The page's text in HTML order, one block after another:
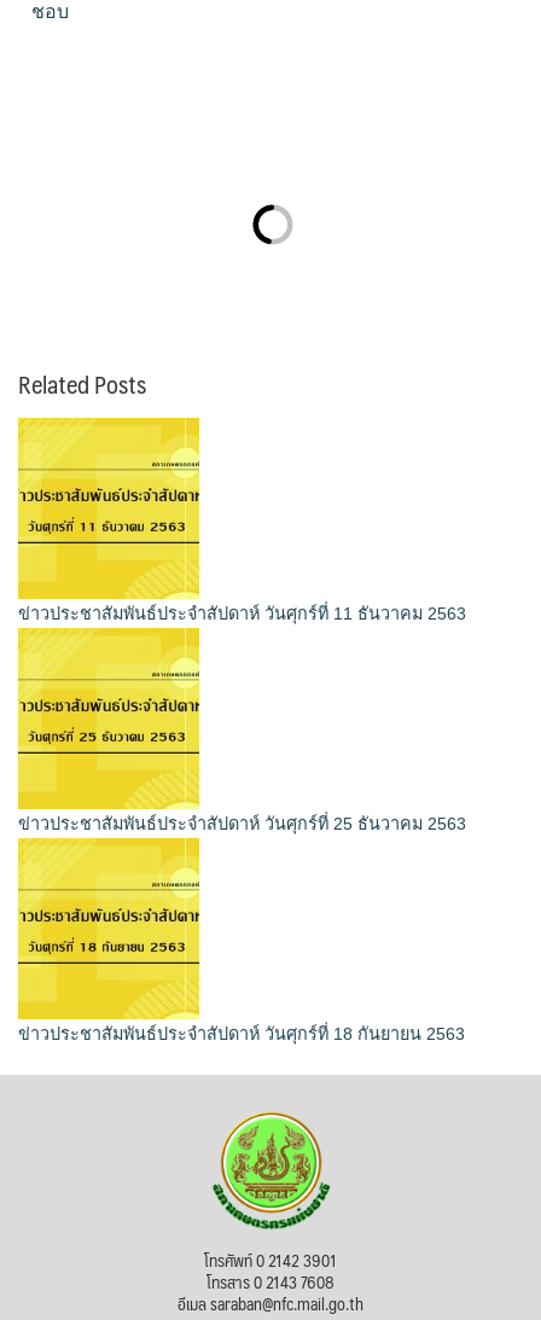
ชอบ
Related Posts
ข่าวประชาสัมพันธ์ประจำสัปดาห์ วันศุกร์ที่ 11 ธันวาคม 2563
ข่าวประชาสัมพันธ์ประจำสัปดาห์ วันศุกร์ที่ 25 ธันวาคม 2563
ข่าวประชาสัมพันธ์ประจำสัปดาห์ วันศุกร์ที่ 18 กันยายน 2563
โทรศัพท์ 0 2142 3901
โทรสาร 0 2143 7608
อีเมล saraban@nfc.mail.go.th